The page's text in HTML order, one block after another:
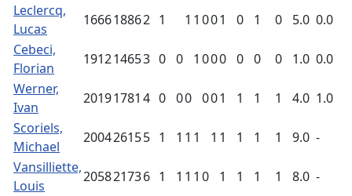
Leclercq,
Lucas
166618862 1 1 1 001 0 1 0 5.0 0.0
Cebeci,
Florian
191214653 0 0 1 000 0 0 0 1.0 0.0
Werner,
Ivan
20191781 4 0 00 001 1 1 1 4.0 1.0
Scoriels,
Michael
200426155 1 1 1 1 1 1 1 1 1 9.0 -
Vansilliette,
Louis
205821736 1 1 1 1 0 1 1 1 1 8.0 -